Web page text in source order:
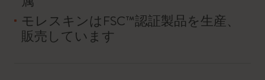
モレスキンはFSC™認証製品を生産、
販売しています